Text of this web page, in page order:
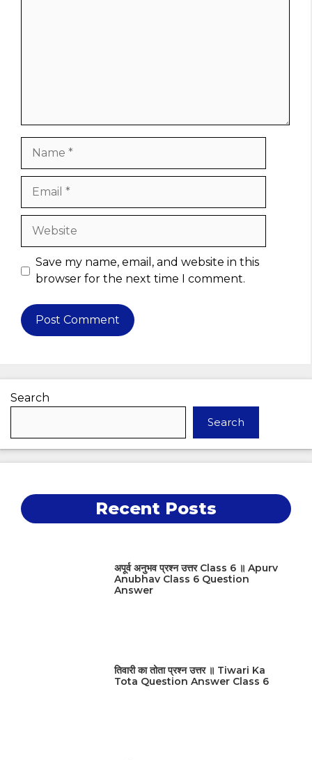
Website
Save my name, email, and website in this
browser for the next time I comment.
Search
Search
Recent Posts
अपूर्व अनुभव प्रश्न उत्तर Class 6 ॥ Apurv
Anubhav Class 6 Question
Answer
तिवारी का तोता प्रश्न उत्तर ॥ Tiwari Ka
Tota Question Answer Class 6